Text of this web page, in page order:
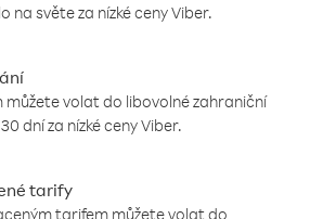
na světe za nízké ceny Viber.
můžete volat do libovolné zahraniční
dní za nízké ceny Viber.
tarify
tarifem můžete volat do